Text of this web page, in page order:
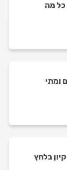
כל מה
ומתי
בלחץ